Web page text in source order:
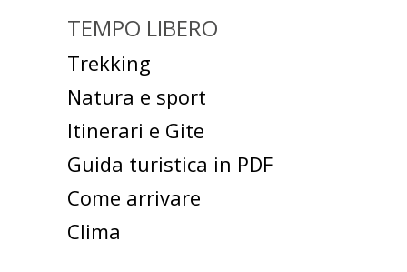
TEMPO LIBERO
Trekking
Natura e sport
Itinerari e Gite
Guida turistica in PDF
Come arrivare
Clima